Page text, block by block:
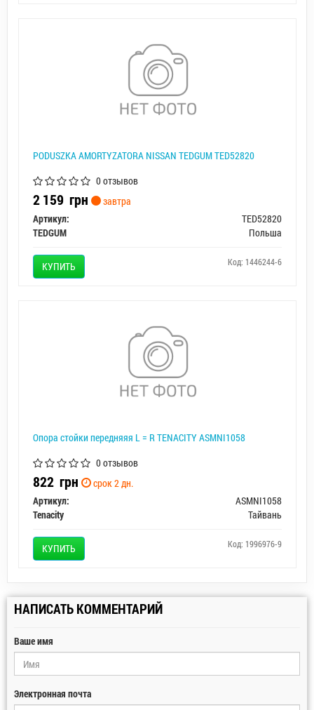
PODUSZKA AMORTYZATORA NISSAN TEDGUM TED52820
0 отзывов
2 159 грн
завтра
Артикул:
TED52820
TEDGUM
Польша
КУПИТЬ Код: 1446244-6
Опора стойки передняяя L = R TENACITY ASMNI1058
0 отзывов
822 грн
срок 2 дн.
Артикул:
ASMNI1058
Tenacity
Тайвань
КУПИТЬ Код: 1996976-9
НАПИСАТЬ КОММЕНТАРИЙ
Ваше имя
Электронная почта